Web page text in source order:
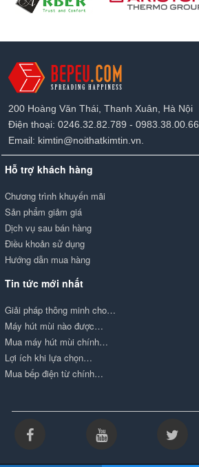
200 Hoàng Văn Thái, Thanh Xuân, Hà Nội
Điện thoại: 0246.32.82.789 - 0983.38.00.66.
Email: kimtin@noithatkimtin.vn.
Hỗ trợ khách hàng
Chương trình khuyến mãi
Sản phẩm giảm giá
Dịch vụ sau bán hàng
Điều khoản sử dụng
Hướng dẫn mua hàng
Tin tức mới nhất
Giải pháp thông minh cho…
Máy hút mùi nào được…
Mua máy hút mùi chính…
Lợi ích khi lựa chọn…
Mua bếp điện từ chính…